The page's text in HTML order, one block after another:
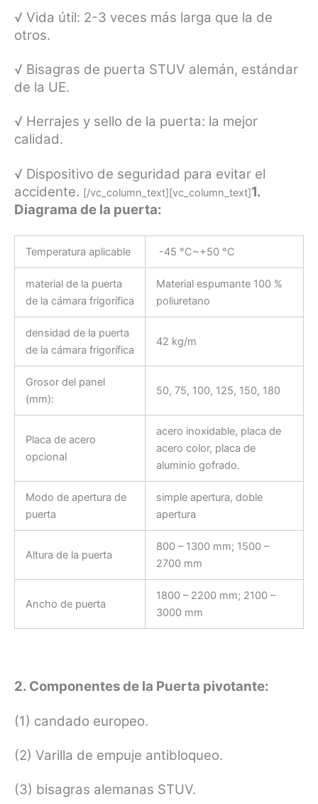
√ Vida útil: 2-3 veces más larga que la de
otros.
√ Bisagras de puerta STUV alemán, estándar
de la UE.
√ Herrajes y sello de la puerta: la mejor
calidad.
√ Dispositivo de seguridad para evitar el
accidente. [/vc_column_text][vc_column_text]1.
Diagrama de la puerta:
Temperatura aplicable -45 °C~+50 °C
material de la puerta
de la cámara frigorífica
Material espumante 100 %
poliuretano
densidad de la puerta
de la cámara frigorífica
42 kg/m
Grosor del panel
(mm):
50, 75, 100, 125, 150, 180
Placa de acero
opcional
acero inoxidable, placa de
acero color, placa de
aluminio gofrado.
Modo de apertura de
puerta
simple apertura, doble
apertura
Altura de la puerta
800 – 1300 mm; 1500 –
2700 mm
Ancho de puerta
1800 – 2200 mm; 2100 –
3000 mm
2. Componentes de la Puerta pivotante:
(1) candado europeo.
(2) Varilla de empuje antibloqueo.
(3) bisagras alemanas STUV.